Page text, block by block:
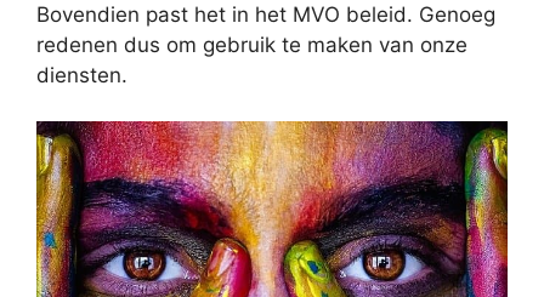
Bovendien past het in het MVO beleid. Genoeg
redenen dus om gebruik te maken van onze
diensten.